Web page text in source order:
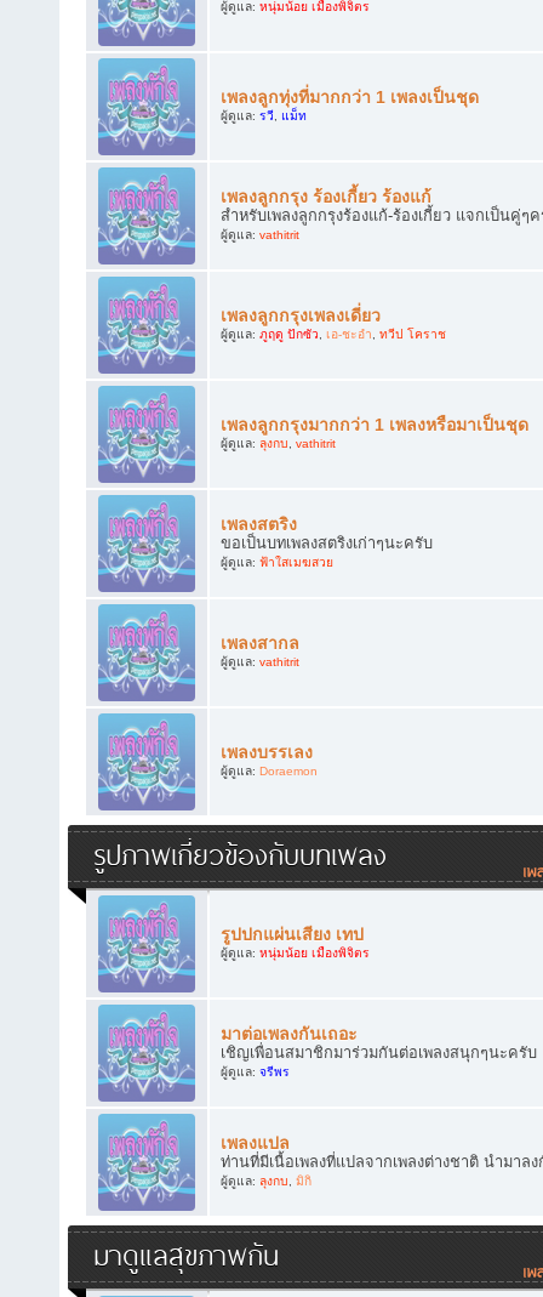
ผู้ดูแล: หนุ่มน้อย เมืองพิจิตร
เพลงลูกทุ่งที่มากกว่า 1 เพลงเป็นชุด
ผู้ดูแล: รวี, แม็ท
เพลงลูกกรุง ร้องเกี้ยว ร้องแก้
สำหรับเพลงลูกกรุงร้องแก้-ร้องเกี้ยว แจกเป็นคู่ๆ
ผู้ดูแล: vathitrit
เพลงลูกกรุงเพลงเดี่ยว
ผู้ดูแล: ภูฤดู ปักซัว, เอ-ชะอำ, ทวีป โคราช
เพลงลูกกรุงมากกว่า 1 เพลงหรือมาเป็นชุด
ผู้ดูแล: ลุงกบ, vathitrit
เพลงสตริง
ขอเป็นบทเพลงสตริงเก่าๆนะครับ
ผู้ดูแล: ฟ้าใสเมฆสวย
เพลงสากล
ผู้ดูแล: vathitrit
เพลงบรรเลง
ผู้ดูแล: Doraemon
รูปภาพเกี่ยวข้องกับบทเพลง
รูปปกแผ่นเสียง เทป
ผู้ดูแล: หนุ่มน้อย เมืองพิจิตร
มาต่อเพลงกันเถอะ
เชิญเพื่อนสมาชิกมาร่วมกันต่อเพลงสนุกๆนะครับ
ผู้ดูแล: จรีพร
เพลงแปล
ท่านที่มีเนื้อเพลงที่แปลจากเพลงต่างชาติ นำมาล
ผู้ดูแล: ลุงกบ, มิกิ
มาดูแลสุขภาพกัน